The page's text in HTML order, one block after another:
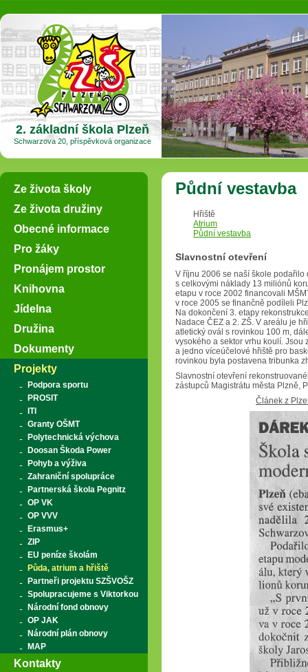
2. základní škola Plzeň
Schwarzova 20, příspěvková organizace
Půdní vestavba
Hřiště
Atrium
Půdní vestavba
Slavnostní otevření
V říjnu 2006 se naší škole
s celkovými náklady 13 miliónů
etapu v roce 2002 financovali
v roce 2005 se finančně podíleli
Na dokončení 3. etapy
Nadace ČEZ a 2. ZŠ. V areálu je
atletický ovál s rovinkou 100 m,
vysokého a sektor vrhu koulí. Jsou
a jedno víceúčelové hřiště pro
rovinkou byla postavena tribunka
Slavnostní otevření
zástupců Magistrátu města Plzně,
Článek z
Ze života školy
Ze života družiny
Obecné informace
Pro žáky
Pronájem prostor
Knihovna
Jídelna
Družina
Dokumenty
Projekty
Podpora sportu
PROSIT
ITI
Granty OŠMT
Polytechnická výchova
Doosan Škoda Power
Pohyb a výživa
Zahraniční spolupráce
Partnerská škola Pegnitz
OP VK
OP VVV
Erasmus+
ZIP
EU peníze školám
Půda, atrium a hřiště
Partneři projektu SZŠVOŠZ
Spolupracujeme s Viktorkou
Národní fond obnovy
OP JAK
Národní plán obnovy
MAP
Kontakty